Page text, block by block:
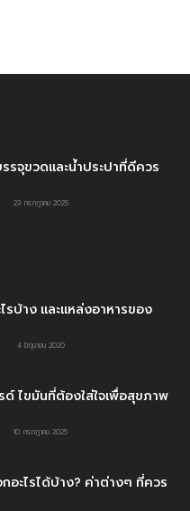
รจุขวดและน้ำประปาที่ดีควร
23 กรกฎาคม 2025
รบ้าง และแหล่งอาหารของ
4 มิถุนายน 2020
ด์ ไขมันที่ต้องใส่ใจเพื่อสุขภาพ
10 กรกฎาคม 2025
อะไรได้บ้าง? ค่าต่างๆ ที่ควร